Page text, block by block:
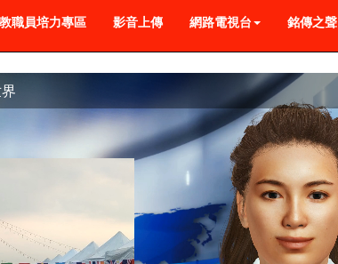
教職員培力專區 影音上傳 網路電視台 銘傳之聲